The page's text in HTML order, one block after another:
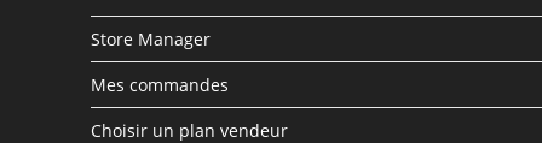
Store Manager
Mes commandes
Choisir un plan vendeur